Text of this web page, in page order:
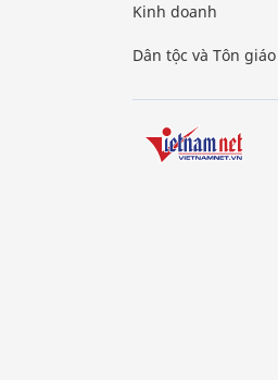
Kinh doanh
Dân tộc và Tôn giáo